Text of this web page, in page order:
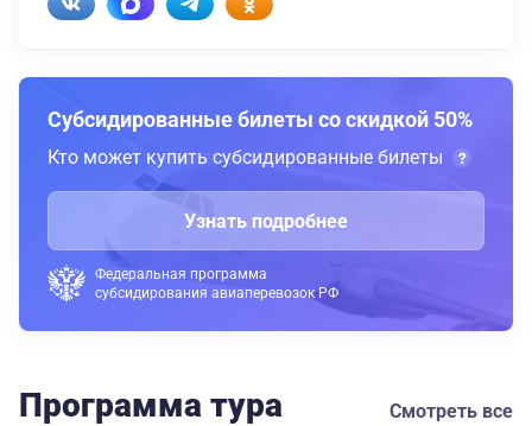
Субсидированные билеты со скидкой 50%
Кто может купить субсидированные билеты
Узнать подробнее
Федеральная программа
субсидирования авиаперевозок РФ
Программа тура Смотреть все